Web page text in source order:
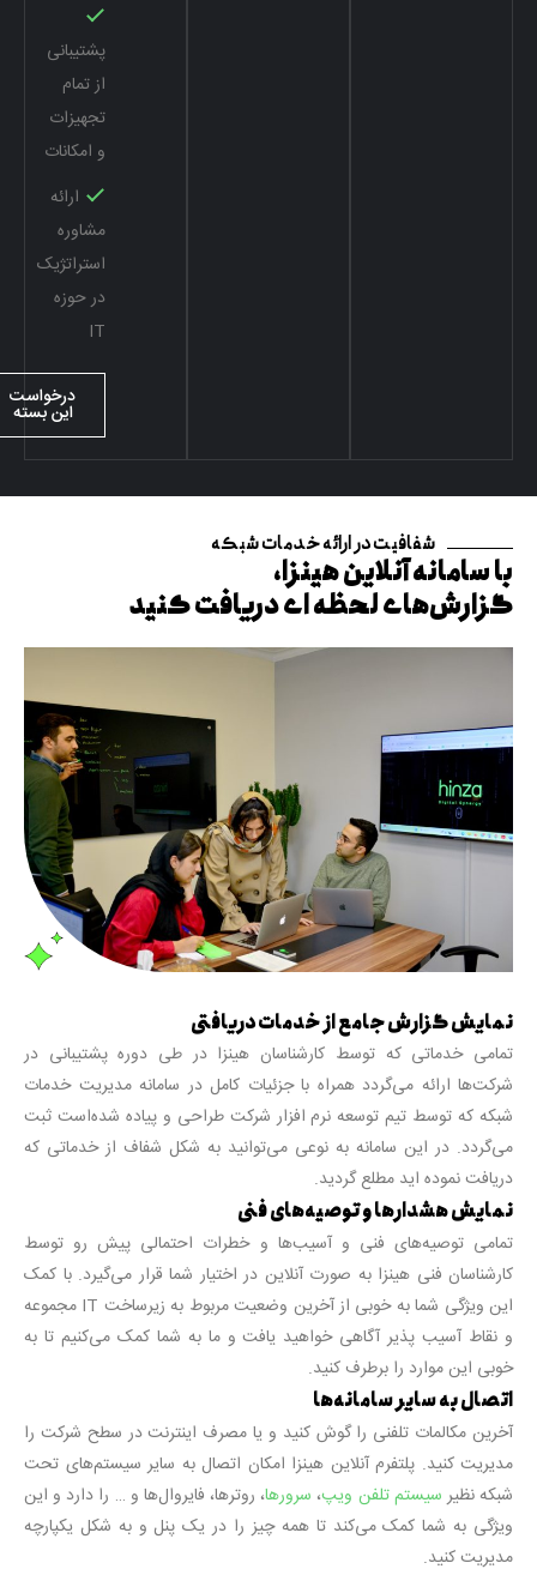
پشتیبانی
از تمام
تجهیزات
و امکانات
ارائه
مشاوره
استراتژیک
در حوزه
IT
درخواست
این بسته
شفافیت در ارائه خدمات شبکه
با سامانه آنلاین هینزا،
گزارش‌های لحظه ای دریافت کنید
نمایش گزارش جامع از خدمات دریافتی
تمامی خدماتی که توسط کارشناسان هینزا در طی دوره پشتیبانی در
شرکت‌ها ارائه می‌گردد همراه با جزئیات کامل در سامانه مدیریت خدمات
شبکه که توسط تیم توسعه نرم افزار شرکت طراحی و پیاده شده‌است ثبت
می‌گردد. در این سامانه به نوعی می‌توانید به شکل شفاف از خدماتی که
دریافت نموده اید مطلع گردید.
نمایش هشدارها و توصیه‌های فنی
تمامی توصیه‌های فنی و آسیب‌ها و خطرات احتمالی پیش رو توسط
کارشناسان فنی هینزا به صورت آنلاین در اختیار شما قرار می‌گیرد. با کمک
این ویژگی شما به خوبی از آخرین وضعیت مربوط به زیرساخت IT مجموعه
و نقاط آسیب پذیر آگاهی خواهید یافت و ما به شما کمک می‌کنیم تا به
خوبی این موارد را برطرف کنید.
اتصال به سایر سامانه‌ها
آخرین مکالمات تلفنی را گوش کنید و یا مصرف اینترنت در سطح شرکت را
مدیریت کنید. پلتفرم آنلاین هینزا امکان اتصال به سایر سیستم‌های تحت
شبکه نظیرسیستم تلفن ویپ، سرورها، روترها، فایروال‌ها و … را دارد و این
ویژگی به شما کمک می‌کند تا همه چیز را در یک پنل و به شکل یکپارچه
مدیریت کنید.